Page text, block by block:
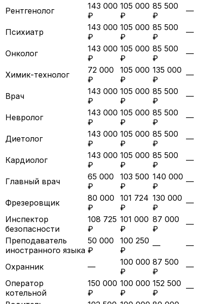
Рентгенолог
143 000
₽
105 000
₽
85 500
₽
—
Психиатр
143 000
₽
105 000
₽
85 500
₽
—
Онколог
143 000
₽
105 000
₽
85 500
₽
—
Химик-технолог
72 000
₽
105 000
₽
135 000
₽
—
Врач
143 000
₽
105 000
₽
85 500
₽
—
Невролог
143 000
₽
105 000
₽
85 500
₽
—
Диетолог
143 000
₽
105 000
₽
85 500
₽
—
Кардиолог
143 000
₽
105 000
₽
85 500
₽
—
Главный врач
65 000
₽
103 500
₽
140 000
₽
—
Фрезеровщик
80 000
₽
101 724
₽
130 000
₽
—
Инспектор
безопасности
108 725
₽
101 000
₽
87 000
₽
—
Преподаватель
иностранного языка
50 000
₽
100 250
₽
— —
Охранник —
100 000
₽
87 500
₽
—
Оператор
котельной
150 000
₽
100 000
₽
152 500
₽
—